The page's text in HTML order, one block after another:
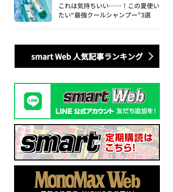
これは気持ちいい……！この夏使い
たい“最強クールシャンプー”3選
smart Web 人気記事ランキング